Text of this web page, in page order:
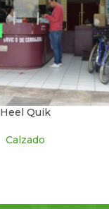
Heel Quik
Calzado